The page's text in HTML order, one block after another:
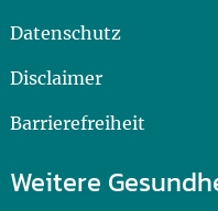
Datenschutz
Disclaimer
Barrierefreiheit
Weitere